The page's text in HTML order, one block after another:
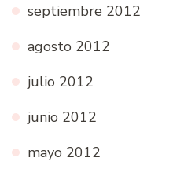
septiembre 2012
agosto 2012
julio 2012
junio 2012
mayo 2012